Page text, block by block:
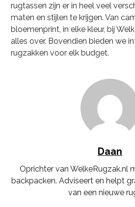
rugtassen zijn er in heel veel
maten en stijlen te krijgen. Van
bloemenprint, in elke kleur, bij
alles over. Bovendien bieden we
rugzakken voor elk budget.
Daan
Oprichter van WelkeRugzak.nl
backpacken. Adviseert en helpt
van een nieuwe